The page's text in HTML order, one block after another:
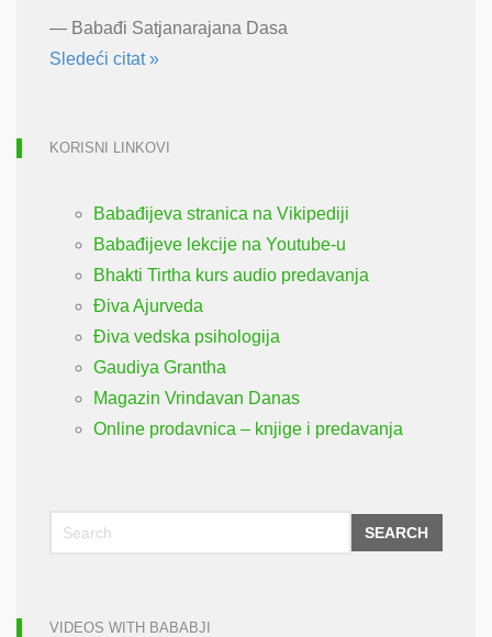
— Babađi Satjanarajana Dasa
Sledeći citat »
KORISNI LINKOVI
Babađijeva stranica na Vikipediji
Babađijeve lekcije na Youtube-u
Bhakti Tirtha kurs audio predavanja
Điva Ajurveda
Điva vedska psihologija
Gaudiya Grantha
Magazin Vrindavan Danas
Online prodavnica – knjige i predavanja
SEARCH
VIDEOS WITH BABABJI